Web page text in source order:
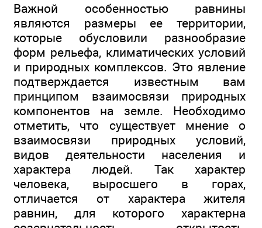
Важной особенностью равнины
являются размеры ее территории,
которые обусловили разнообразие
форм рельефа, климатических условий
и природных комплексов. Это явление
подтверждается известным вам
принципом взаимосвязи природных
компонентов на земле. Необходимо
отметить, что существует мнение о
взаимосвязи природных условий,
видов деятельности населения и
характера людей. Так характер
человека, выросшего в горах,
отличается от характера жителя
равнин, для которого характерна